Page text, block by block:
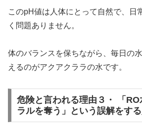
このpH値は人体にとって自然で、日
く問題ありません。
体のバランスを保ちながら、毎日の
えるのがアクアクララの水です。
危険と言われる理由３・ 「
ラルを奪う」という誤解をす